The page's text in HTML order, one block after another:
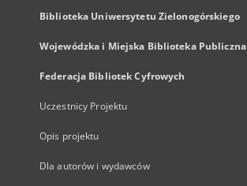
Biblioteka Uniwersytetu Zielonogórskiego
Wojewódzka i Miejska Biblioteka Publiczna
Federacja Bibliotek Cyfrowych
Uczestnicy Projektu
Opis projektu
Dla autorów i wydawców